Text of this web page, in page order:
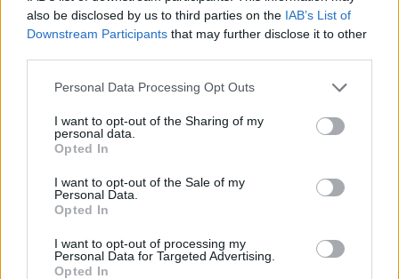
also be disclosed by us to third parties on the IAB’s List of
Downstream Participants that may further disclose it to other
Please note that this website/app uses one or more Google
not limited to your visit or usage behaviour. You may click to
grant or deny consent to Google and its third-party tags to
use your data for below specified purposes in below Google
consent section.
Personal Data Processing Opt Outs
I want to opt-out of the Sharing of my
personal data.
Opted In
I want to opt-out of the Sale of my
Personal Data.
Opted In
I want to opt-out of processing my
Personal Data for Targeted Advertising.
Opted In